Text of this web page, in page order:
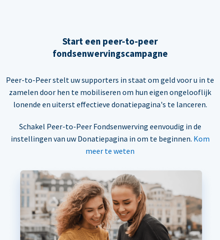
Start een peer-to-peer
fondsenwervingscampagne
Peer-to-Peer stelt uw supporters in staat om geld voor u in te
zamelen door hen te mobiliseren om hun eigen ongelooflijk
lonende en uiterst effectieve donatiepagina's te lanceren.
Schakel Peer-to-Peer Fondsenwerving eenvoudig in de
instellingen van uw Donatiepagina in om te beginnen. Kom
meer te weten